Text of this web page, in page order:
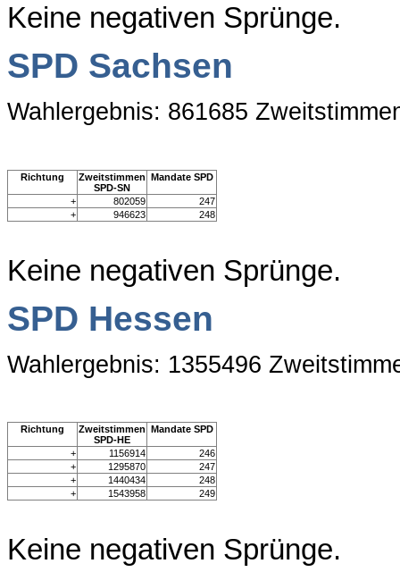
Keine negativen Sprünge.
SPD Sachsen
Wahlergebnis: 861685
Richtung
Zweitstimmen
SPD-SN
Mandate SPD
+ 802059
247
+
946623 248
Keine negativen Sprünge.
SPD Hessen
Wahlergebnis: 1355496
Richtung
Zweitstimmen
SPD-HE
Mandate SPD
+ 1156914
246
+
1295870
247
+
1440434
248
+
1543958 249
Keine negativen Sprünge.